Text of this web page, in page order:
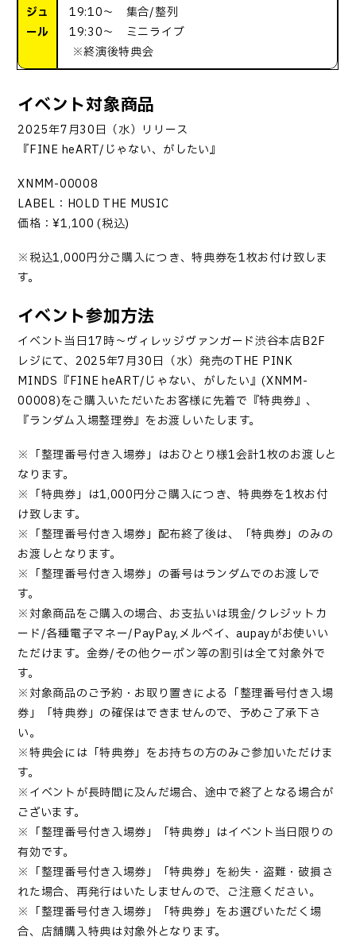
ジュ
ール
19:10～ 集合/整列
19:30～ ミニライブ
※終演後特典会
イベント対象商品
2025年7月30日（水）リリース
『FINE heART/じゃない、がしたい』
XNMM-00008
LABEL：HOLD THE MUSIC
価格：¥1,100 (税込)
※税込1,000円分ご購入につき、特典券を1枚お付け致しま
す。
イベント参加方法
イベント当日17時～ヴィレッジヴァンガード渋谷本店B2F
レジにて、2025年7月30日（水）発売のTHE PINK
MINDS『FINE heART/じゃない、がしたい』(XNMM-
00008)をご購入いただいたお客様に先着で『特典券』、
『ランダム入場整理券』をお渡しいたします。
※「整理番号付き入場券」はおひとり様1会計1枚のお渡しと
なります。
※「特典券」は1,000円分ご購入につき、特典券を1枚お付
け致します。
※「整理番号付き入場券」配布終了後は、「特典券」のみの
お渡しとなります。
※「整理番号付き入場券」の番号はランダムでのお渡しで
す。
※対象商品をご購入の場合、お支払いは現金/クレジットカ
ード/各種電子マネー/PayPay,メルペイ、aupayがお使いい
ただけます。金券/その他クーポン等の割引は全て対象外で
す。
※対象商品のご予約・お取り置きによる「整理番号付き入場
券」「特典券」の確保はできませんので、予めご了承下さ
い。
※特典会には「特典券」をお持ちの方のみご参加いただけま
す。
※イベントが長時間に及んだ場合、途中で終了となる場合が
ございます。
※「整理番号付き入場券」「特典券」はイベント当日限りの
有効です。
※「整理番号付き入場券」「特典券」を紛失・盗難・破損さ
れた場合、再発行はいたしませんので、ご注意ください。
※「整理番号付き入場券」「特典券」をお選びいただく場
合、店舗購入特典は対象外となります。